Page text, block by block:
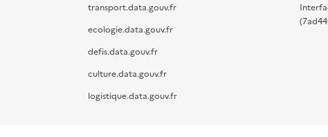
transport.data.gouv.fr
ecologie.data.gouv.fr
defis.data.gouv.fr
culture.data.gouv.fr
logistique.data.gouv.fr